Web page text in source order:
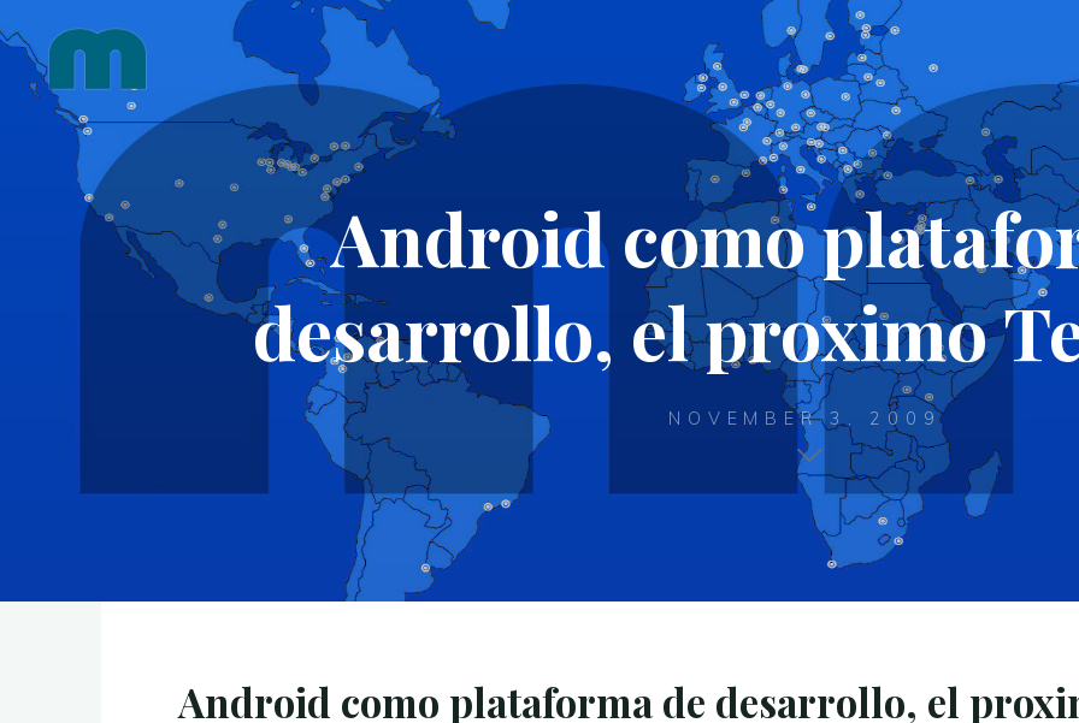
to
content
Android como
desarrollo, el proximo
NOVEMBER 3, 2009
Android como plataforma de desarrollo, el